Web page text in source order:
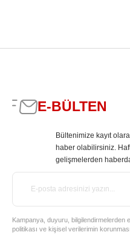
E-BÜLTEN
Bültenimize kayıt
haber olabilirsiniz.
gelişmelerden
Kampanya, duyuru, bilgilendirmelerden
politikası ve kişisel verilerimin